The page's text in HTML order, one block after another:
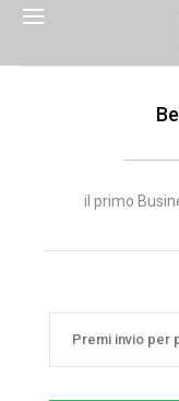
il primo